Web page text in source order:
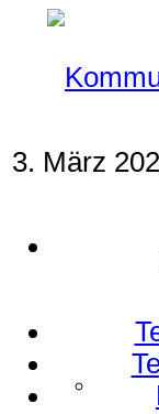
3. März